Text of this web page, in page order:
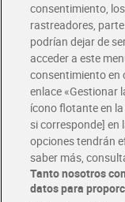
Filetes de abadejo
Mari Marinera 500 g
3,99 € (7,98 €/KILO)
consentimiento,
rastreadores,
podrían dejar de
acceder a este
consentimiento en
enlace «Gestionar
ícono flotante en
si corresponde] en
opciones tendrán
saber más,
Tanto nosotros
datos para